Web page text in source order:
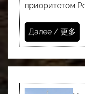
приоритетом
Далее / 更多